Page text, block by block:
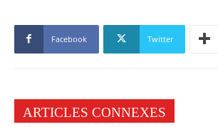
Facebook Twitter
ARTICLES CONNEXES